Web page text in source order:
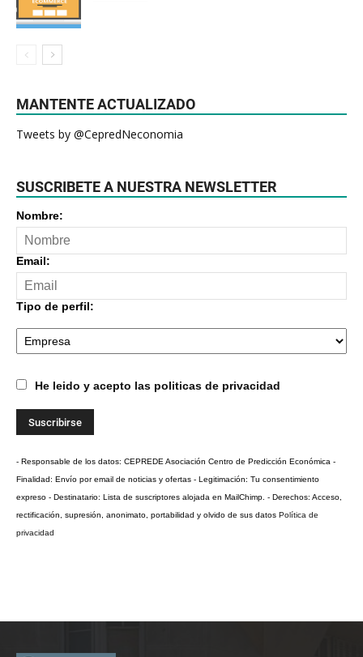
MANTENTE ACTUALIZADO
Tweets by @CepredNeconomia
SUSCRIBETE A NUESTRA NEWSLETTER
Nombre:
Email:
Tipo de perfil:
He leido y acepto las politicas de privacidad
- Responsable de los datos: CEPREDE Asociación Centro de Predicción Económica -
Finalidad: Envío por email de noticias y ofertas - Legitimación: Tu consentimiento
expreso - Destinatario: Lista de suscriptores alojada en MailChimp. - Derechos: Acceso,
rectificación, supresión, anonimato, portabilidad y olvido de sus datos Política de
privacidad